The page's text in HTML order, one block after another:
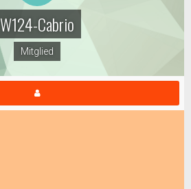
W124-Cabrio
Mitglied